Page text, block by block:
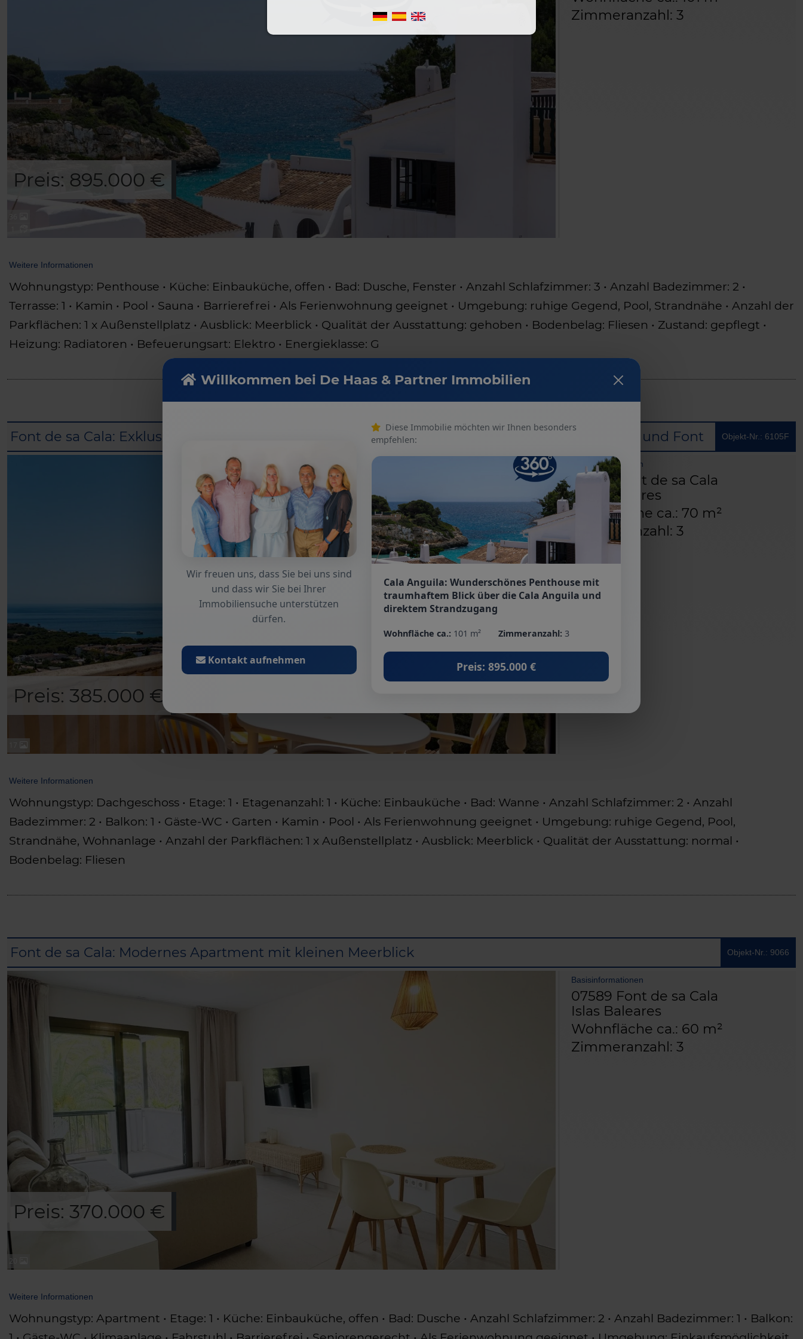
Preis: 895.000 €
Zimmeranzahl: 3
Weitere Informationen
Wohnungstyp: Penthouse • Küche: Einbauküche, offen • Bad: Dusche, Fenster • Anzahl Schlafzimmer: 3 • Anzahl Badezimmer: 2 •
Terrasse: 1 • Kamin • Pool • Sauna • Barrierefrei • Als Ferienwohnung geeignet • Umgebung: ruhige Gegend, Pool, Strandnähe • Anzahl der
Parkflächen: 1 x Außenstellplatz • Ausblick: Meerblick • Qualität der Ausstattung: gehoben • Bodenbelag: Fliesen • Zustand: gepflegt •
Heizung: Radiatoren • Befeuerungsart: Elektro • Energieklasse: G
Objekt-Nr.: 6105F
RESERVIERT
Basisinformationen
07589 Font de sa Cala
Islas Baleares
Preis: 385.000 €
Wohnfläche ca.: 70 m²
Zimmeranzahl: 3
Weitere Informationen
Wohnungstyp: Dachgeschoss • Etage: 1 • Etagenanzahl: 1 • Küche: Einbauküche • Bad: Wanne • Anzahl Schlafzimmer: 2 • Anzahl
Badezimmer: 2 • Balkon: 1 • Gäste-WC • Garten • Kamin • Pool • Als Ferienwohnung geeignet • Umgebung: ruhige Gegend, Pool,
Strandnähe, Wohnanlage • Anzahl der Parkflächen: 1 x Außenstellplatz • Ausblick: Meerblick • Qualität der Ausstattung: normal •
Bodenbelag: Fliesen
Font de sa Cala: Modernes Apartment mit kleinen Meerblick Objekt-Nr.: 9066
20
Basisinformationen
07589 Font de sa Cala
Islas Baleares
Preis: 370.000 €
Wohnfläche ca.: 60 m²
Zimmeranzahl: 3
Weitere Informationen
Wohnungstyp: Apartment • Etage: 1 • Küche: Einbauküche, offen • Bad: Dusche • Anzahl Schlafzimmer: 2 • Anzahl Badezimmer: 1 • Balkon:
Willkommen bei De Haas & Partner Immobilien
Wir freuen uns, dass Sie bei uns sind
und dass wir Sie bei Ihrer
Immobiliensuche unterstützen
dürfen.
Kontakt aufnehmen
Diese Immobilie möchten wir Ihnen besonders
empfehlen:
Cala Anguila: Wunderschönes Penthouse mit
traumhaftem Blick über die Cala Anguila und
direktem Strandzugang
Wohnfläche ca.: 101 m² Zimmeranzahl: 3
Preis: 895.000 €